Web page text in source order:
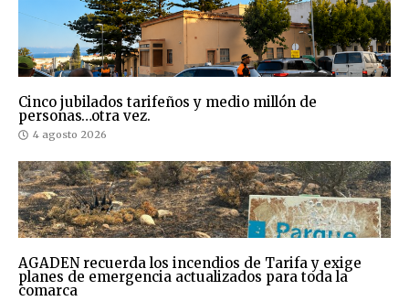
Cinco jubilados tarifeños y medio millón de
personas…otra vez.
4 agosto 2026
AGADEN recuerda los incendios de Tarifa y exige
planes de emergencia actualizados para toda la
comarca